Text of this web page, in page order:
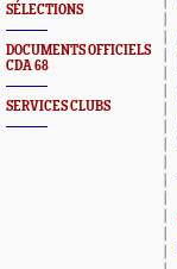
SÉLECTIONS
DOCUMENTS OFFICIELS
CDA 68
SERVICES CLUBS